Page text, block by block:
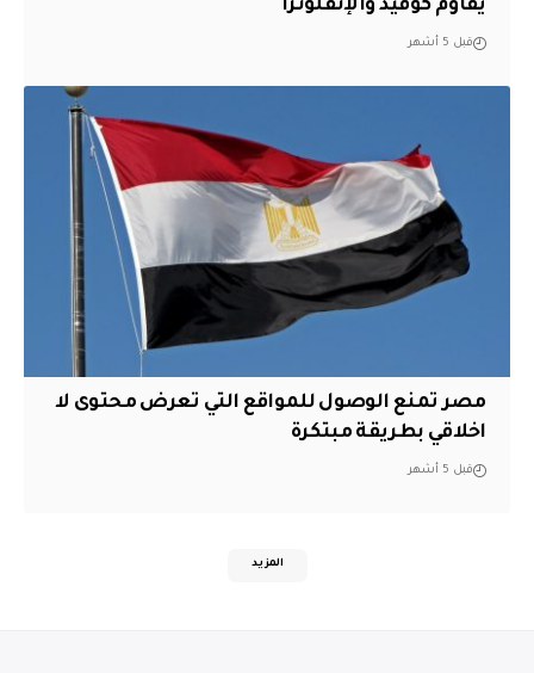
يقاوم كوفيد والإنفلونزا
قبل 5 أشهر
مصر تمنع الوصول للمواقع التي تعرض محتوى لا
اخلاقي بطريقة مبتكرة
قبل 5 أشهر
المزيد